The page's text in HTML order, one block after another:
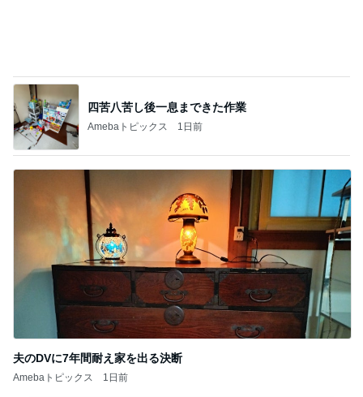
夫のDVに7年間耐え家を出る決断
Amebaトピックス 1日前
記事を読む